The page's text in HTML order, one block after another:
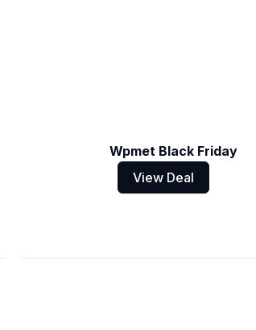
Wpmet Black Friday
View Deal